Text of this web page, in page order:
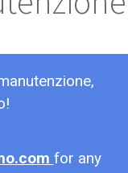
for any